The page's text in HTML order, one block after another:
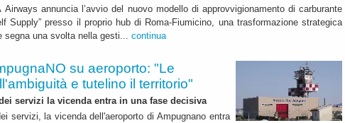
Airways annuncia l’avvio del nuovo modello di approvvigionamento di carburante
Supply” presso il proprio hub di Roma-Fiumicino, una trasformazione strategica
segna una svolta nella gesti... continua
su aeroporto: "Le
e tutelino il territorio"
servizi la vicenda entra in una fase decisiva
servizi, la vicenda dell'aeroporto di Ampugnano entra